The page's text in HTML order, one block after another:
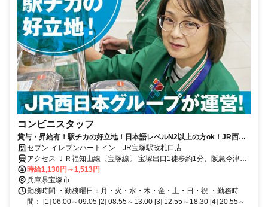
コンビニスタッフ
賞与・昇給有！駅チカの好立地！日本語レベルN2以上の方ok！JR西日
本グループ会社運営で安定度抜群！
セブン-イレブンハートイン JR宝塚駅改札口店
アクセス ＪＲ福知山線〔宝塚線〕 宝塚出口1徒歩約1分、阪急今津線
宝塚徒歩約1分、阪急宝塚本線 宝塚徒歩約1分
時給1,130円～1,513円
兵庫県宝塚市
勤務時間 ・勤務曜日：月・火・水・木・金・土・日・祝 ・勤務時
間： [1] 06:00～09:05 [2] 08:55～13:00 [3] 12:55～18:30 [4] 20:55～